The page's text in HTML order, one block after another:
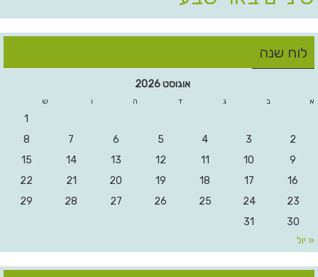
לוח שנה
אוגוסט 2026
א ב ג ד ה ו ש
1
2
3
4
5
6
7
8
9
10
11
12
13
14
15
16
17
18
19
20
21
22
23
24
25
26
27
28
29
30
31
« יול